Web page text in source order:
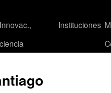
Innovac.,
ciencia
Instituciones